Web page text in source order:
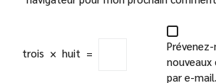
trois × huit =
nouveaux
par e-mail.